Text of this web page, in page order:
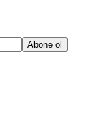
Abone ol